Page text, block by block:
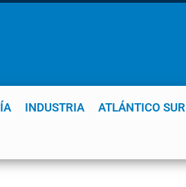
INDUSTRIA ATLÁNTICO SUR